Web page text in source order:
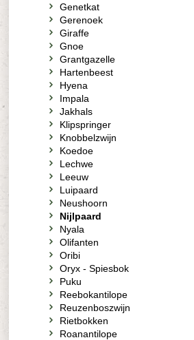
Genetkat
Gerenoek
Giraffe
Gnoe
Grantgazelle
Hartenbeest
Hyena
Impala
Jakhals
Klipspringer
Knobbelzwijn
Koedoe
Lechwe
Leeuw
Luipaard
Neushoorn
Nijlpaard
Nyala
Olifanten
Oribi
Oryx - Spiesbok
Puku
Reebokantilope
Reuzenboszwijn
Rietbokken
Roanantilope